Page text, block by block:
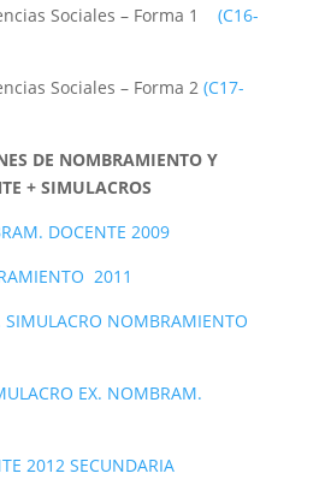
Sociales – Forma 1 (C16-
Sociales – Forma 2 (C17-
DE NOMBRAMIENTO Y
+ SIMULACROS
DOCENTE 2009
2011
SIMULACRO NOMBRAMIENTO
EX. NOMBRAM.
2012 SECUNDARIA